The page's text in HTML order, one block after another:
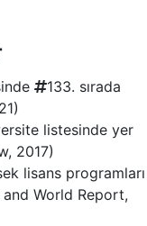
133. sırada
listesinde yer
2017)
lisans programları
and World Report,